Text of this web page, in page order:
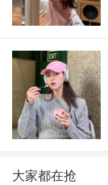
大家都在抢